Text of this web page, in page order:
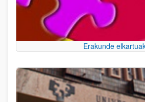
Erakunde